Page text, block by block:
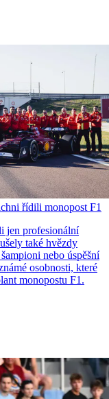
řídili monopost F1
jen profesionální
také hvězdy
nebo úspěšní
osobnosti, které
monopostu F1.